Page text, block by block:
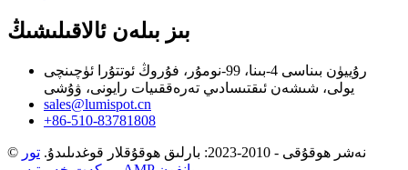
بىز بىلەن ئالاقىلىشىڭ
رۇييۈن بىناسى 4-بىنا، 99-نومۇر، فۇروڭ ئوتتۇرا ئۈچىنچى
يولى، شىشەن ئىقتىسادىي تەرەققىيات رايونى، ۋۇشى
sales@lumispot.cn
+86-510-83781808
© نەشر ھوقۇقى - 2010-2023: بارلىق ھوقۇقلار قوغدىلىدۇ.
تور